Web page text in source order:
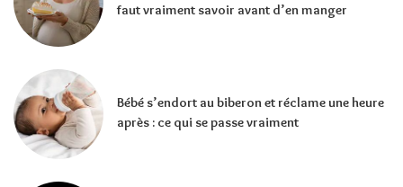
faut vraiment savoir avant d’en manger
Bébé s’endort au biberon et réclame une heure
après : ce qui se passe vraiment